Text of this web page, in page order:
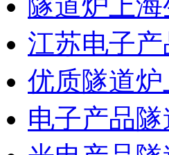
江苏电子
优质隧道
电子产品